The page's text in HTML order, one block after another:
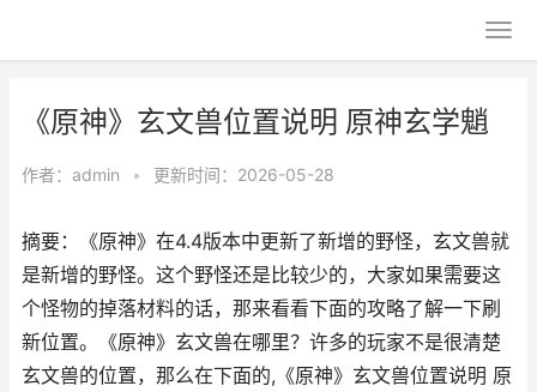
《原神》玄文兽位置说明 原神玄学魈
作者： admin • 更新时间：2026-05-28
摘要：《原神》在4.4版本中更新了新增的野怪，玄文兽就
是新增的野怪。这个野怪还是比较少的，大家如果需要这
个怪物的掉落材料的话，那来看看下面的攻略了解一下刷
新位置。《原神》玄文兽在哪里？许多的玩家不是很清楚
玄文兽的位置，那么在下面的,《原神》玄文兽位置说明 原